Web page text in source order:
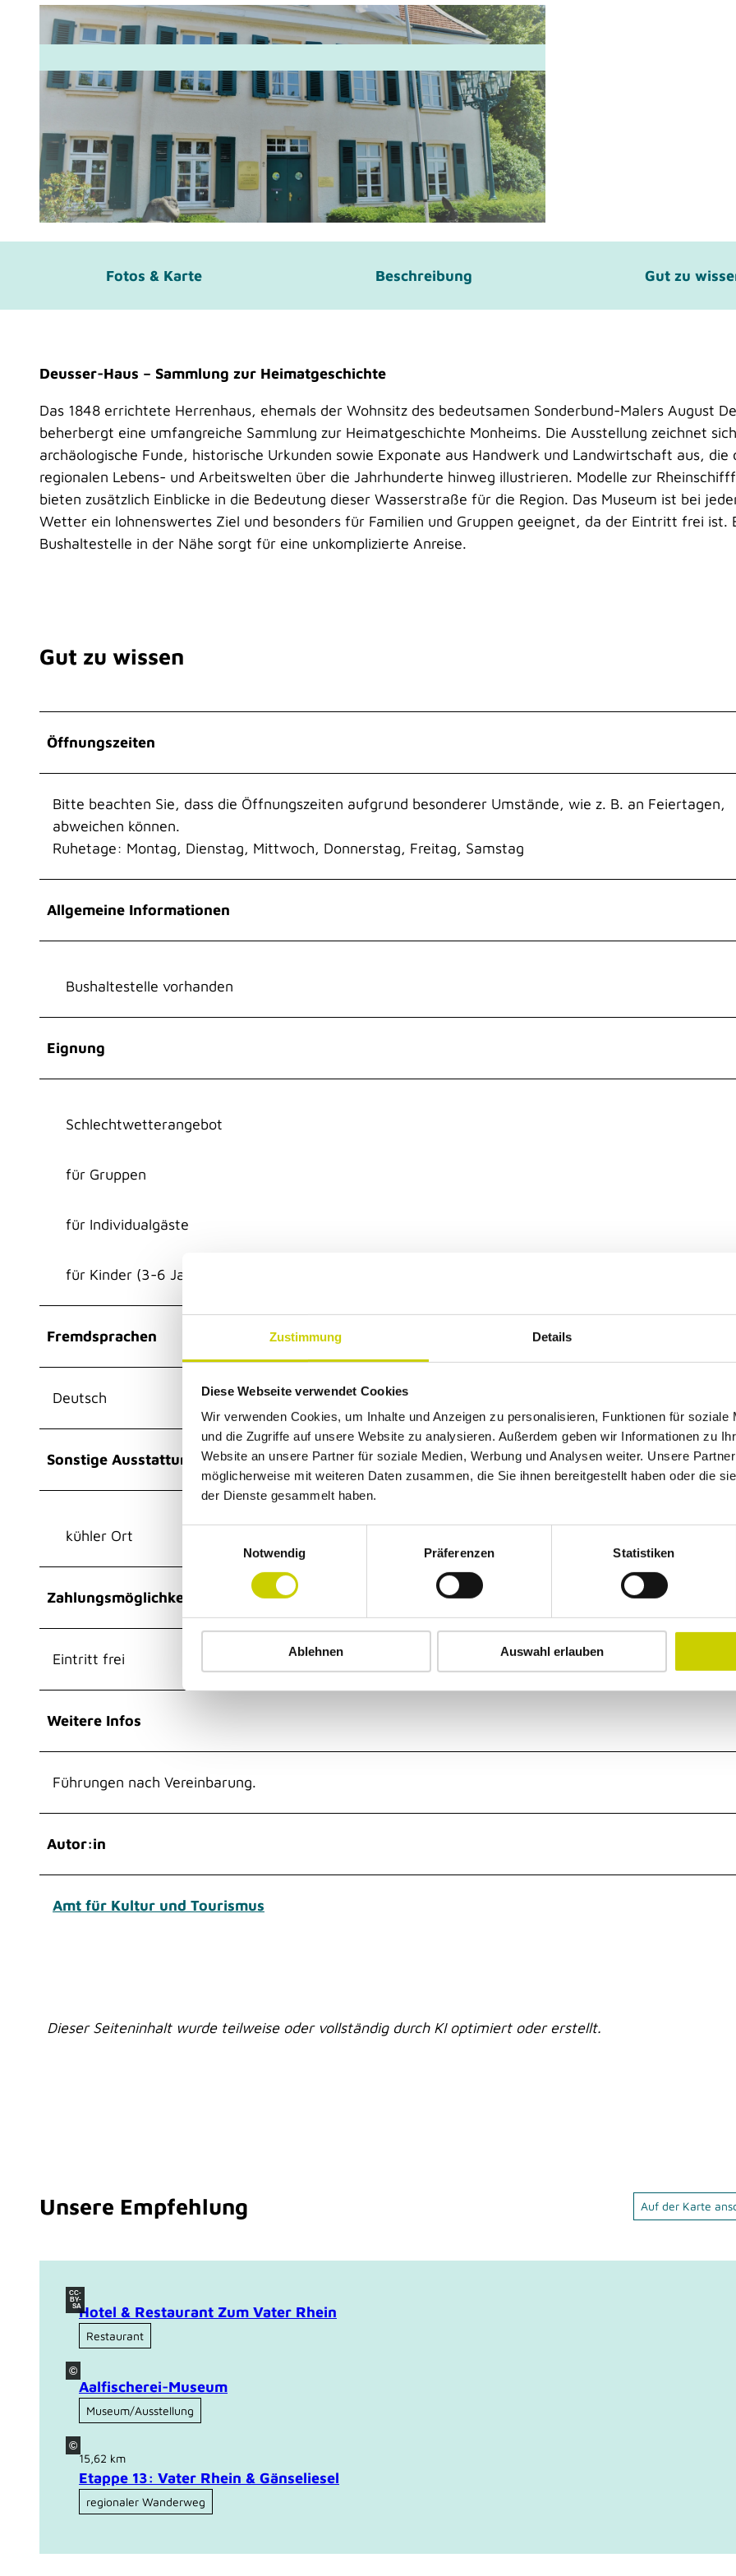
Zustimmung Details
Diese Webseite verwendet Cookies
Wir verwenden Cookies, um Inhalte und Anzeigen zu personalisieren, Funktionen für soziale
und die Zugriffe auf unsere Website zu analysieren. Außerdem geben wir Informationen zu
Website an unsere Partner für soziale Medien, Werbung und Analysen weiter. Unsere
möglicherweise mit weiteren Daten zusammen, die Sie ihnen bereitgestellt haben oder die
der Dienste gesammelt haben.
w
l
g
g
a
l
Notwendig Präferenzen Statistiken
Ablehnen Auswahl erlauben
Fotos & Karte Beschreibung Gut zu
Deusser-Haus – Sammlung zur Heimatgeschichte
Das 1848 errichtete Herrenhaus, ehemals der Wohnsitz des bedeutsamen Sonderbund-Malers August
beherbergt eine umfangreiche Sammlung zur Heimatgeschichte Monheims. Die Ausstellung zeichnet
archäologische Funde, historische Urkunden sowie Exponate aus Handwerk und Landwirtschaft aus, die
regionalen Lebens- und Arbeitswelten über die Jahrhunderte hinweg illustrieren. Modelle zur
bieten zusätzlich Einblicke in die Bedeutung dieser Wasserstraße für die Region. Das Museum ist bei
Wetter ein lohnenswertes Ziel und besonders für Familien und Gruppen geeignet, da der Eintritt frei ist.
Bushaltestelle in der Nähe sorgt für eine unkomplizierte Anreise.
Gut zu wissen
Öffnungszeiten
Bitte beachten Sie, dass die Öffnungszeiten aufgrund besonderer Umstände, wie z. B. an Feiertagen,
abweichen können.
Ruhetage: Montag, Dienstag, Mittwoch, Donnerstag, Freitag, Samstag
Allgemeine Informationen
Bushaltestelle vorhanden
Eignung
Schlechtwetterangebot
für Gruppen
für Individualgäste
für Kinder (3-6 Jahre)
Fremdsprachen
Deutsch
Sonstige Ausstattung/Einrichtung
kühler Ort
Zahlungsmöglichkeiten
Eintritt frei
Weitere Infos
Führungen nach Vereinbarung.
Autor:in
Amt für Kultur und Tourismus
Dieser Seiteninhalt wurde teilweise oder vollständig durch KI optimiert oder erstellt.
Unsere Empfehlung Auf der Karte
CC-
BY-
SAHotel & Restaurant Zum Vater Rhein
Restaurant
©
Aalfischerei-Museum
Museum/Ausstellung
©
15,62 km
Etappe 13: Vater Rhein & Gänseliesel
regionaler Wanderweg